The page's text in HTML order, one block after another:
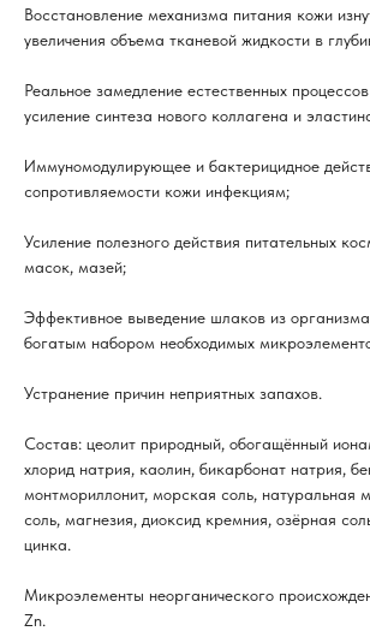
Восстановление механизма питания кожи
увеличения объема тканевой жидкости в
Реальное замедление естественных
усиление синтеза нового коллагена и
Иммуномодулирующее и бактерицидное
сопротивляемости кожи инфекциям;
Усиление полезного действия питательных
масок, мазей;
Эффективное выведение шлаков из
богатым набором необходимых
Устранение причин неприятных запахов.
Состав: цеолит природный, обогащённый
хлорид натрия, каолин, бикарбонат натрия,
монтмориллонит, морская соль, натуральная
соль, магнезия, диоксид кремния, озёрная
цинка.
Микроэлементы неорганического
Zn.